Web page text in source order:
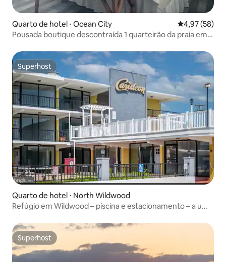
Quarto de hotel ⋅ Ocean City 4,97 de uma
4,97 (58)
Pousada boutique descontraída 1 quarteirão da praia em
Superhost
Superhost
Quarto de hotel ⋅ North Wildwood
Refúgio em Wildwood – piscina e estacionamento – a uma
Superhost
Superhost